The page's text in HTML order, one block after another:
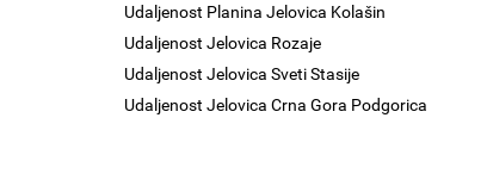
Udaljenost Planina Jelovica Kolašin
Udaljenost Jelovica Rozaje
Udaljenost Jelovica Sveti Stasije
Udaljenost Jelovica Crna Gora Podgorica